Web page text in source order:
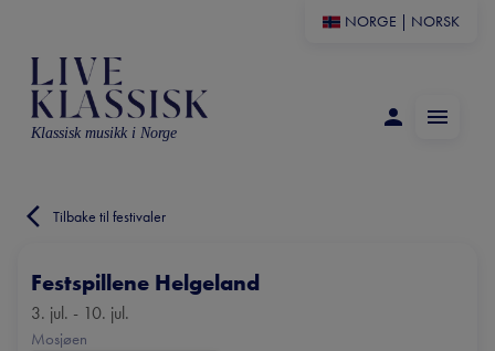
NORGE NORSK
Klassisk musikk i Norge
Tilbake til festivaler
Festspillene Helgeland
3. jul. - 10. jul.
Mosjøen